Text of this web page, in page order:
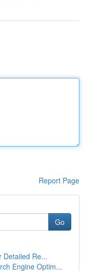
Report Page
Go
Detailed Re...
Engine Optim...